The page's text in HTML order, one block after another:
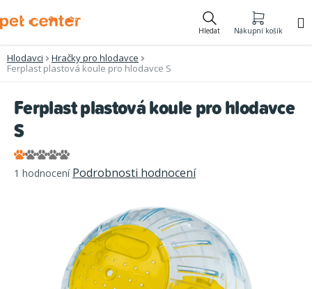
na
Hledat Nákupní košík
Hlodavci
Hračky pro hlodavce
Ferplast plastová koule pro hlodavce S
Ferplast plastová koule pro hlodavce
S
Průměrné
hodnocení
hvězdiček.
1 hodnocení Podrobnosti hodnocení